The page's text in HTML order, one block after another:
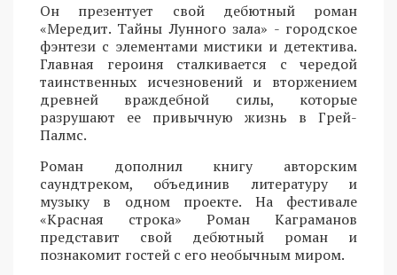
Он презентует свой дебютный роман
«Мередит. Тайны Лунного зала» - городское
фэнтези с элементами мистики и детектива.
Главная героиня сталкивается с чередой
таинственных исчезновений и вторжением
древней враждебной силы, которые
разрушают ее привычную жизнь в Грей-
Палмс.
Роман дополнил книгу авторским
саундтреком, объединив литературу и
музыку в одном проекте. На фестивале
«Красная строка» Роман Каграманов
представит свой дебютный роман и
познакомит гостей с его необычным миром.